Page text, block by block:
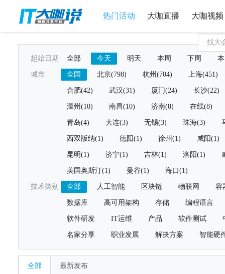
热门活动 大咖直播 大咖视频
起始日期 全部 今天 明天 本周 下周
城市 全国 北京(798) 杭州(704) 上海(451)
合肥(42) 武汉(31) 厦门(24) 长沙(22)
温州(10) 南昌(10) 济南(8) 在线(8)
青岛(4) 大连(3) 无锡(3) 珠海(3)
西双版纳(1) 德阳(1) 徐州(1) 咸阳(1)
昆明(1) 济宁(1) 吉林(1) 洛阳(1)
美国奥斯汀(1) 曼谷(1) 海口(1)
技术类别 全部 人工智能 区块链 物联网 容
数据库 高可用架构 存储 编程语言
软件研发 IT运维 产品 软件测试
名家分享 职业发展 解决方案 智能硬
全部 最新发布